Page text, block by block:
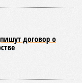
договор о